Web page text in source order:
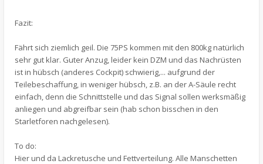
Fazit:
Fährt sich ziemlich geil. Die 75PS kommen mit den 800kg natürlich
sehr gut klar. Guter Anzug, leider kein DZM und das Nachrüsten
ist in hübsch (anderes Cockpit) schwierig,... aufgrund der
Teilebeschaffung, in weniger hübsch, z.B. an der A-Säule recht
einfach, denn die Schnittstelle und das Signal sollen werksmäßig
anliegen und abgreifbar sein (hab schon bisschen in den
Starletforen nachgelesen).
To do:
Hier und da Lackretusche und Fettverteilung. Alle Manschetten